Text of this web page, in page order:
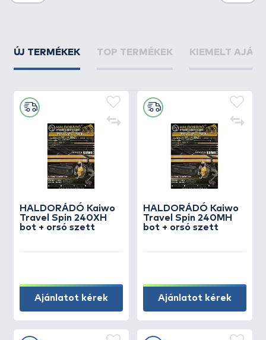
ÚJ TERMÉKEK TOP TERMÉKEK KIEMELT
HALDORÁDÓ Kaiwo
Travel Spin 240XH
bot + orsó szett
Ajánlatot kérek
HALDORÁDÓ Kaiwo
Travel Spin 240MH
bot + orsó szett
Ajánlatot kérek